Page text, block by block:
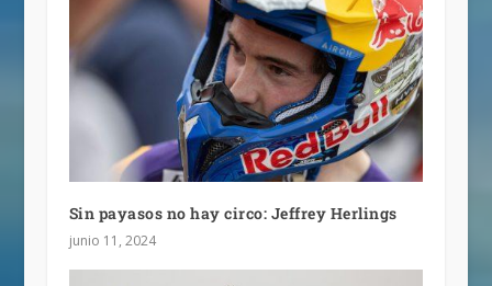
Sin payasos no hay circo: Jeffrey Herlings
junio 11, 2024